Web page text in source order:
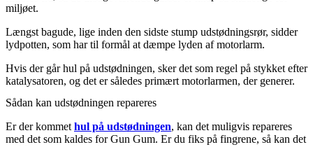
miljøet.
Længst bagude, lige inden den sidste stump udstødningsrør, sidder
lydpotten, som har til formål at dæmpe lyden af motorlarm.
Hvis der går hul på udstødningen, sker det som regel på stykket efter
katalysatoren, og det er således primært motorlarmen, der generer.
Sådan kan udstødningen repareres
Er der kommet hul på udstødningen, kan det muligvis repareres
med det som kaldes for Gun Gum. Er du fiks på fingrene, så kan det